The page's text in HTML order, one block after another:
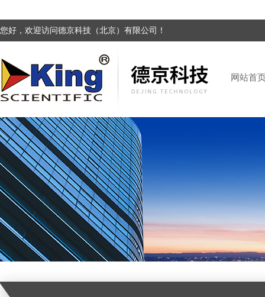
您好，欢迎访问德京科技（北京）有限公司！
网站首